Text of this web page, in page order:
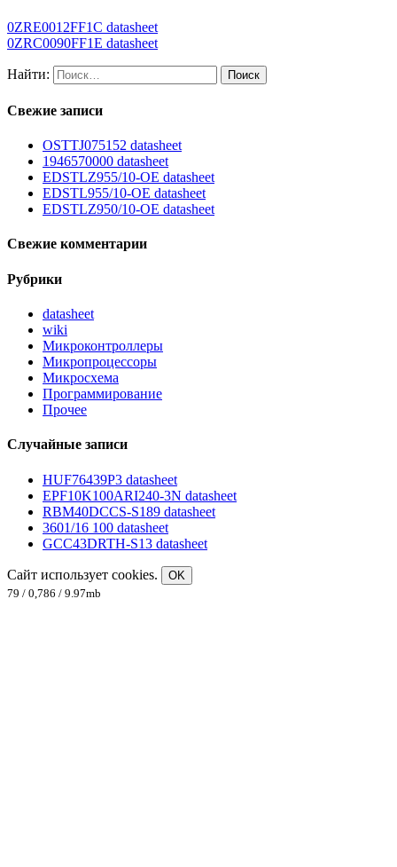
0ZRE0012FF1C datasheet
0ZRC0090FF1E datasheet
Найти:
Свежие записи
OSTTJ075152 datasheet
1946570000 datasheet
EDSTLZ955/10-OE datasheet
EDSTL955/10-OE datasheet
EDSTLZ950/10-OE datasheet
Свежие комментарии
Рубрики
datasheet
wiki
Микроконтроллеры
Микропроцессоры
Микросхема
Программирование
Прочее
Случайные записи
HUF76439P3 datasheet
EPF10K100ARI240-3N datasheet
RBM40DCCS-S189 datasheet
3601/16 100 datasheet
GCC43DRTH-S13 datasheet
Сайт использует cookies.
OK
79 / 0,786 / 9.97mb